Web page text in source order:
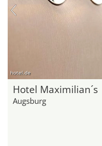
hotel.de
Hotel Maximilian´s
Augsburg